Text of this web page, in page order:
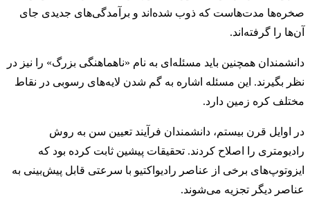
صخره‌ها مدت‌هاست که ذوب شده‌اند و برآمدگی‌های جدیدی جای
آن‌ها را گرفته‌اند.
دانشمندان همچنین باید مسئله‌ای به نام «ناهماهنگی بزرگ» را نیز در
نظر بگیرند. این مسئله اشاره به گم شدن لایه‌های رسوبی در نقاط
مختلف کره زمین دارد.
در اوایل قرن بیستم، دانشمندان فرآیند تعیین سن به روش
رادیومتری را اصلاح کردند. تحقیقات پیشین ثابت کرده بود که
ایزوتوپ‌های برخی از عناصر رادیواکتیو با سرعتی قابل پیش‌بینی به
عناصر دیگر تجزیه می‌شوند.